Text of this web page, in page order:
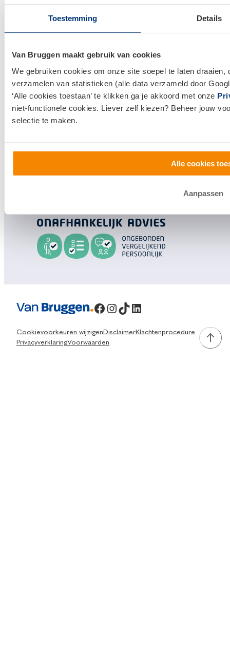
Toestemming Details
Van Bruggen maakt gebruik van cookies
We gebruiken cookies om onze site soepel te laten
verzamelen van statistieken (alle data verzameld door
‘Alle cookies toestaan’ te klikken ga je akkoord met onze
niet-functionele cookies. Liever zelf kiezen? Beheer jouw
selectie te maken.
Alle cookies
Aanpassen
Financieel Advies
Verzekeringsadvies
Huis kopen
Huis verkopen
Klantenservice en contact
Facebook
Instagram
TikTok
LinkedIn
Cookievoorkeuren wijzigen DisclaimerKlachtenprocedure
PrivacyverklaringVoorwaarden